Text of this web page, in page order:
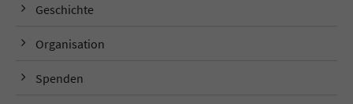
Geschichte
Organisation
Spenden